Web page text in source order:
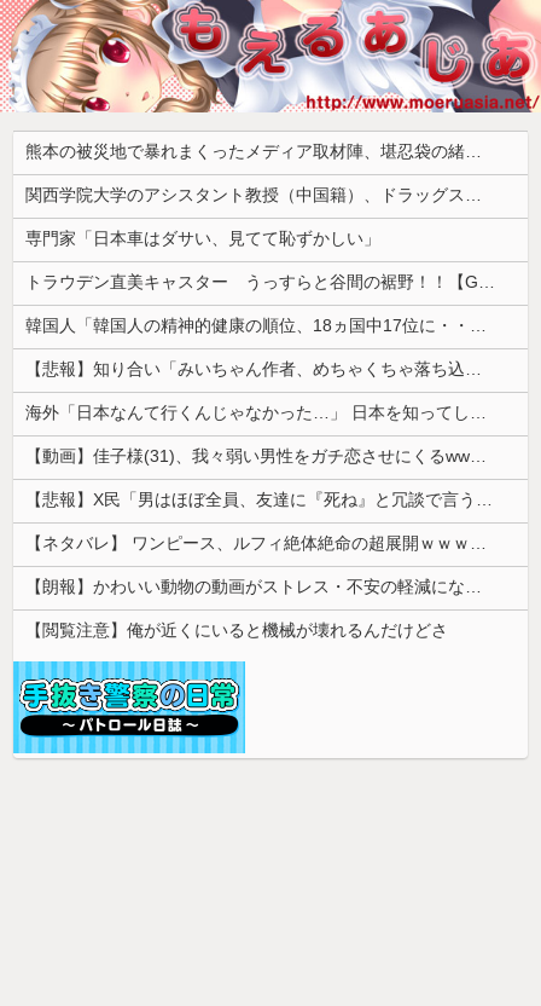
熊本の被災地で暴れまくったメディア取材陣、堪忍袋の緒が切れた地元住民が苦情を寄せまくった結果……
関西学院大学のアシスタント教授（中国籍）、ドラッグストアで現行犯逮捕 万引き容疑
専門家「日本車はダサい、見てて恥ずかしい」
トラウデン直美キャスター うっすらと谷間の裾野！！【GIF動画あり】
韓国人「韓国人の精神的健康の順位、18ヵ国中17位に・・・」→「日本に勝った！！！！！」
【悲報】知り合い「みいちゃん作者、めちゃくちゃ落ち込んでる。以前みいちゃんへの深い愛を語ってくれた」
海外「日本なんて行くんじゃなかった…」 日本を知ってしまったディズニー信者、帰国後『本家』に失望する事態に
【動画】佳子様(31)、我々弱い男性をガチ恋させにくるwwwwwww 【Pickup05164714】
【悲報】X民「男はほぼ全員、友達に『死ね』と冗談で言うことがある」←これマジ？ｗｗｗｗ
【ネタバレ】 ワンピース、ルフィ絶体絶命の超展開ｗｗｗｗｗｗｗｗｗｗｗｗｗｗｗｗｗｗｗｗｗｗｗｗｗｗｗｗｗｗｗｗｗｗｗｗｗｗｗｗｗｗｗｗｗ...
【朗報】かわいい動物の動画がストレス・不安の軽減になる可能性。英大学の研究で実証
【閲覧注意】俺が近くにいると機械が壊れるんだけどさ